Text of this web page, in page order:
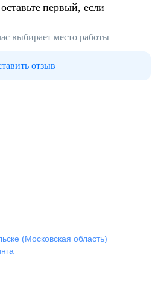
первый, если
выбирает место работы
отзыв
(Московская область)